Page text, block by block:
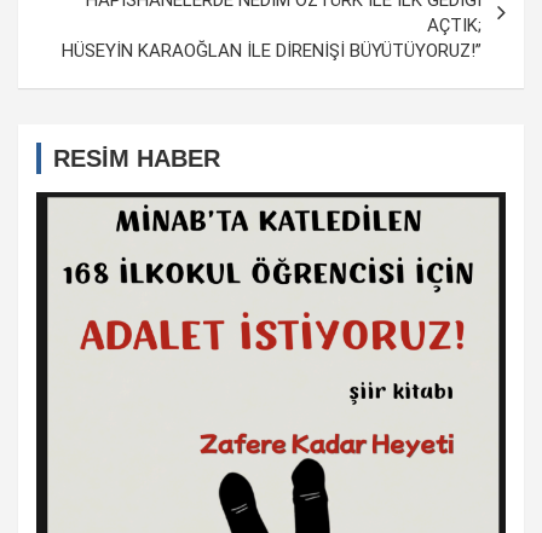
AÇTIK;
HÜSEYİN KARAOĞLAN İLE DİRENİŞİ BÜYÜTÜYORUZ!”
RESİM HABER